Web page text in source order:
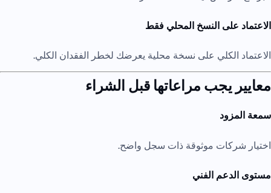
الاعتماد على النسخ المحلي فقط
الاعتماد الكلي على نسخة محلية يعرضك لخطر الفقدان الكلي.
معايير يجب مراعاتها قبل الشراء
سمعة المزود
اختيار شركات موثوقة ذات سجل واضح.
مستوى الدعم الفني